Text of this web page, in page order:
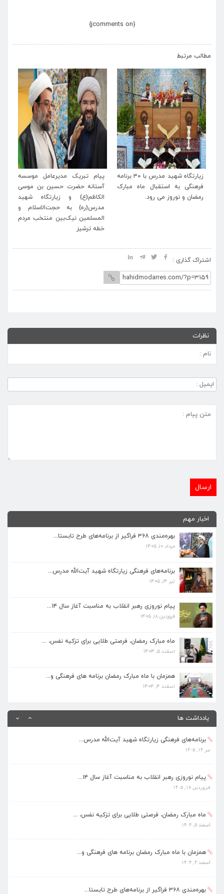
{jcomments on}
مطالب مرتبط
زیارتگاه شهید مدرس با ۳۰ برنامه
فرهنگی به استقبال ماه مبارک
رمضان و نوروز می رود.
پیام تبریک مدیرعامل موسسه
آستانه حضرت حسین بن موسی
الکاظم(ع) و زیارتگاه شهید
مدرس(ره) به حجت‌الاسلام و
المسلمین نیک‌بین منتخب مردم
خطه ترشیز
اشتراک گذاری :
نظرات
اخبار مهم
بهره‌مندی ۳۶۸ فراگیر از برنامه‌های طرح تابستا...
مرداد ۱۰, ۱۴۰۵
برنامه‌های فرهنگی زیارتگاه شهید آیت‌الله مدرس...
تیر ۱۴, ۱۴۰۵
پیام نوروزی رهبر انقلاب به مناسبت آغاز سال ۱۴...
فروردین ۱۸, ۱۴۰۵
ماه مبارک رمضان، فرصتی طلایی برای تزکیه نفس، ...
اسفند ۵, ۱۴۰۴
همزمان با ماه مبارک رمضان برنامه های فرهنگی و...
اسفند ۴, ۱۴۰۴
یادداشت ها
برنامه‌های فرهنگی زیارتگاه شهید آیت‌الله مدرس...
پیام نوروزی رهبر انقلاب به مناسبت آغاز سال ۱۴...
ماه مبارک رمضان، فرصتی طلایی برای تزکیه نفس، ...
اسفند ۵, ۱۴۰۴
همزمان با ماه مبارک رمضان برنامه های فرهنگی و...
اسفند ۴, ۱۴۰۴
مرداد ۱۰, ۱۴۰۵
برنامه‌های فرهنگی زیارتگاه شهید آیت‌الله مدرس...
تیر ۱۴, ۱۴۰۵
پیام نوروزی رهبر انقلاب به مناسبت آغاز سال ۱۴...
فروردین ۱۸, ۱۴۰۵
ماه مبارک رمضان، فرصتی طلایی برای تزکیه نفس، ...
اسفند ۵, ۱۴۰۴
همزمان با ماه مبارک رمضان برنامه های فرهنگی و...
اسفند ۴, ۱۴۰۴
بهره‌مندی ۳۶۸ فراگیر از برنامه‌های طرح تابستا...